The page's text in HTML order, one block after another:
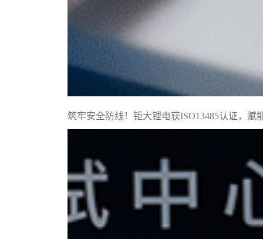
筑牢安全防线！钜大锂电获ISO13485认证，赋